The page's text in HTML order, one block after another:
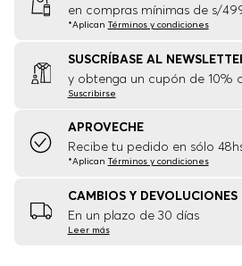
en compras mínimas de s/
*Aplican Términos y condiciones
SUSCRÍBASE AL
y obtenga un cupón de 10%
Suscribirse
APROVECHE
Recibe tu pedido en sólo
*Aplican Términos y condiciones
CAMBIOS Y DEVOLUCIONES
En un plazo de 30 días
Leer más